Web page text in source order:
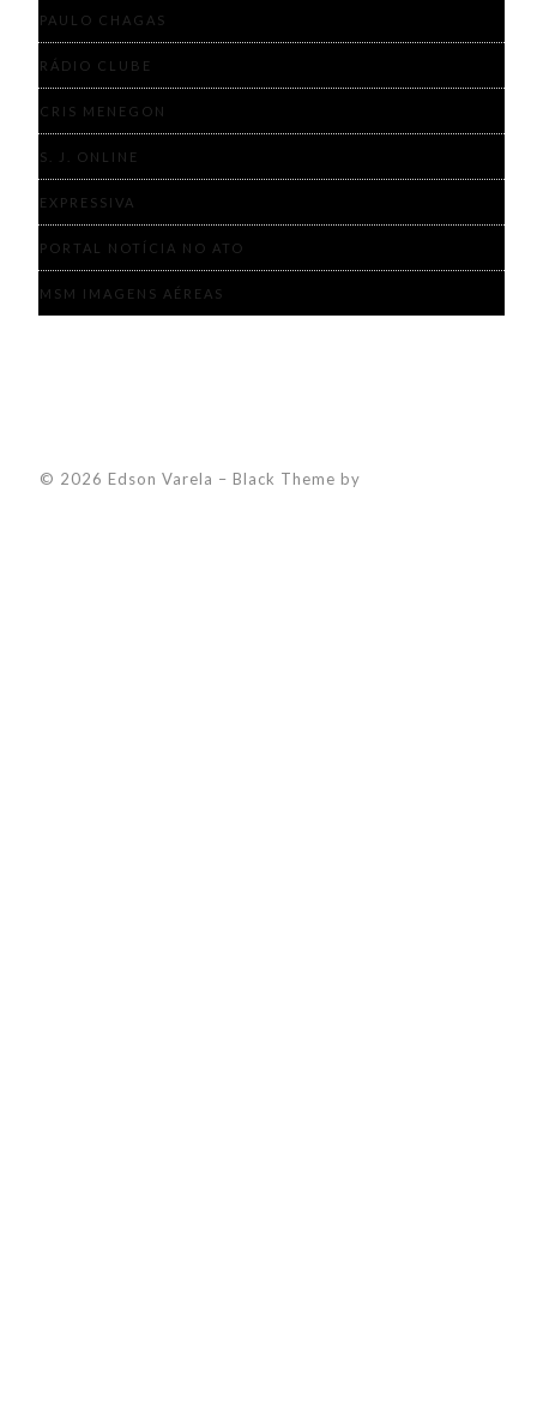
PAULO CHAGAS
RÁDIO CLUBE
CRIS MENEGON
S. J. ONLINE
EXPRESSIVA
PORTAL NOTÍCIA NO ATO
MSM IMAGENS AÉREAS
© 2026 Edson Varela – Black Theme by